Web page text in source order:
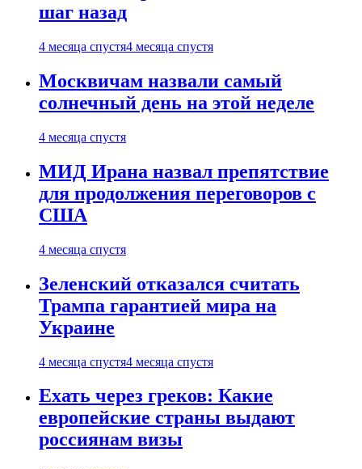
шаг назад
4 месяца спустя4 месяца спустя
Москвичам назвали самый
солнечный день на этой неделе
4 месяца спустя
МИД Ирана назвал препятствие
для продолжения переговоров с
США
4 месяца спустя
Зеленский отказался считать
Трампа гарантией мира на
Украине
4 месяца спустя4 месяца спустя
Ехать через греков: Какие
европейские страны выдают
россиянам визы